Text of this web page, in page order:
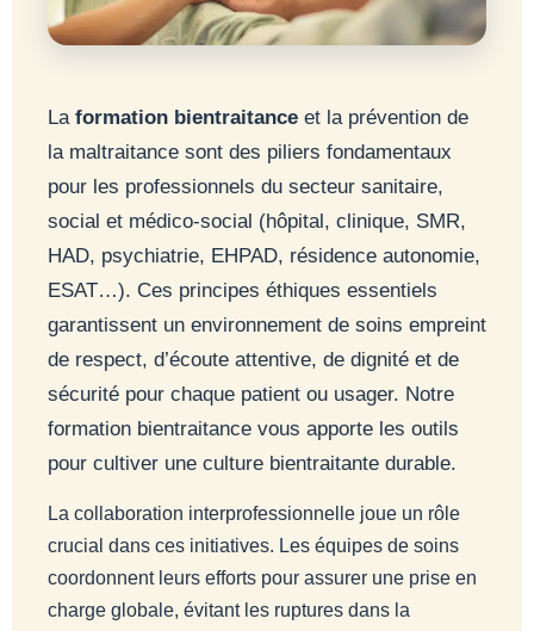
La formation bientraitance et la prévention de
la maltraitance sont des piliers fondamentaux
pour les professionnels du secteur sanitaire,
social et médico-social (hôpital, clinique, SMR,
HAD, psychiatrie, EHPAD, résidence autonomie,
ESAT…). Ces principes éthiques essentiels
garantissent un environnement de soins empreint
de respect, d’écoute attentive, de dignité et de
sécurité pour chaque patient ou usager. Notre
formation bientraitance vous apporte les outils
pour cultiver une culture bientraitante durable.
La collaboration interprofessionnelle joue un rôle
crucial dans ces initiatives. Les équipes de soins
coordonnent leurs efforts pour assurer une prise en
charge globale, évitant les ruptures dans la